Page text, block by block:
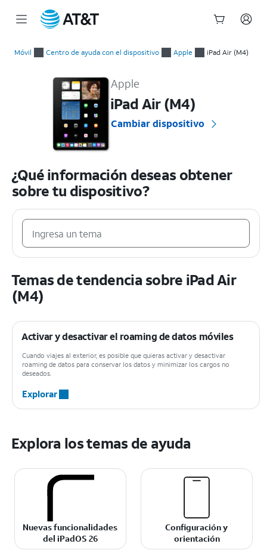
Móvil Centro de ayuda con el dispositivo Apple iPad Air (M4)
Apple
iPad Air (M4)
Cambiar dispositivo
¿Qué información deseas obtener
sobre tu dispositivo?
Temas de tendencia sobre iPad Air
(M4)
Activar y desactivar el roaming de datos móviles
Cuando viajes al exterior, es posible que quieras activar y desactivar
roaming de datos para conservar los datos y minimizar los cargos no
deseados.
Explorar
Explora los temas de ayuda
Nuevas funcionalidades
del iPadOS 26
Configuración y
orientación